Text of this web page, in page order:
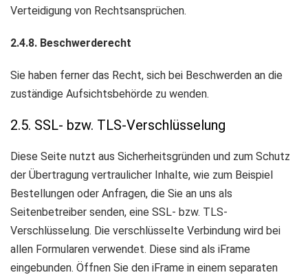
Verteidigung von Rechtsansprüchen.
2.4.8. Beschwerderecht
Sie haben ferner das Recht, sich bei Beschwerden an die
zuständige Aufsichtsbehörde zu wenden.
2.5. SSL- bzw. TLS-Verschlüsselung
Diese Seite nutzt aus Sicherheitsgründen und zum Schutz
der Übertragung vertraulicher Inhalte, wie zum Beispiel
Bestellungen oder Anfragen, die Sie an uns als
Seitenbetreiber senden, eine SSL- bzw. TLS-
Verschlüsselung. Die verschlüsselte Verbindung wird bei
allen Formularen verwendet. Diese sind als iFrame
eingebunden. Öffnen Sie den iFrame in einem separaten